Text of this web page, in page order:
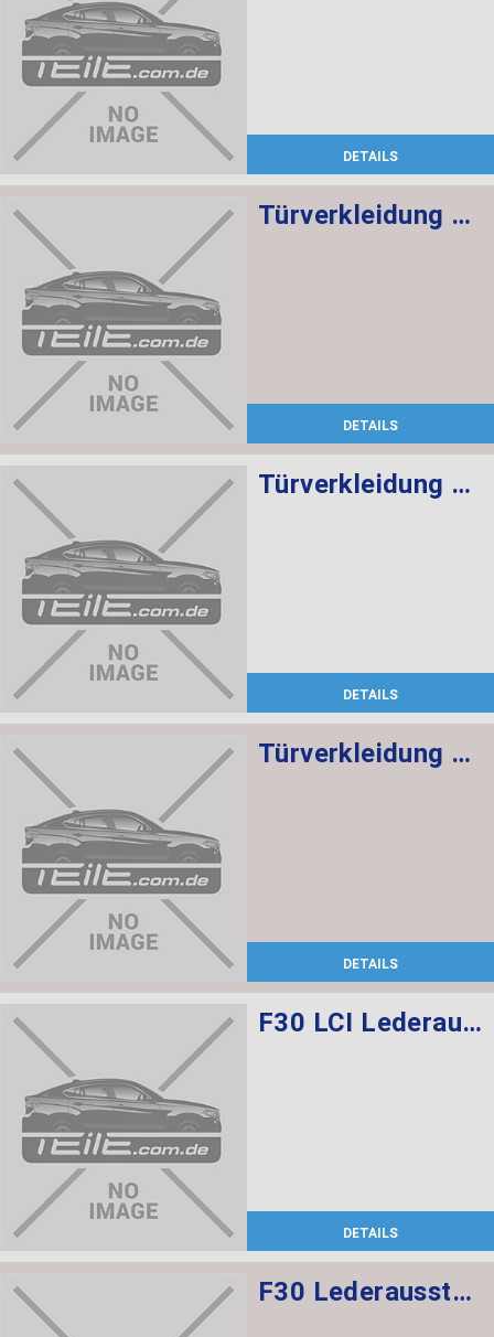
DETAILS
Türverkleidung Leder hinten links SCHWARZ/ROT
DETAILS
Türverkleidung Leder vorne rechts SCHWARZ/ROT
DETAILS
Türverkleidung Leder vorn links SCHWARZ/ROT
DETAILS
F30 LCI Lederausstattung Dakota/ Schwarz, Elektrische Sportsitze mit memory vorne, Sitzheizung vorne + hinten
DETAILS
F30 Lederausstattung, Sportsitze, elekt. verstellbar mit memory, Sitzheizung vorne